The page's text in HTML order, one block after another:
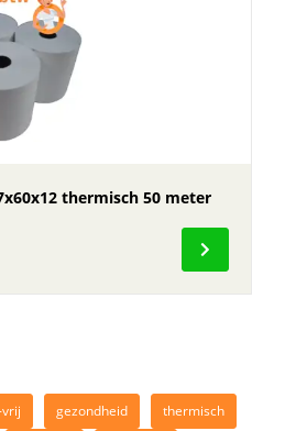
thermisch 50 meter
gezondheid
thermisch